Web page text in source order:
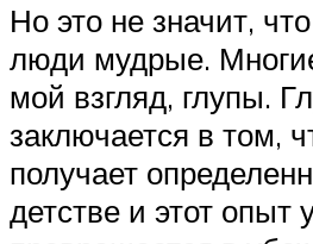
Но это не значит,
люди мудрые.
мой взгляд, глупы.
заключается в том,
получает
детстве и этот опыт